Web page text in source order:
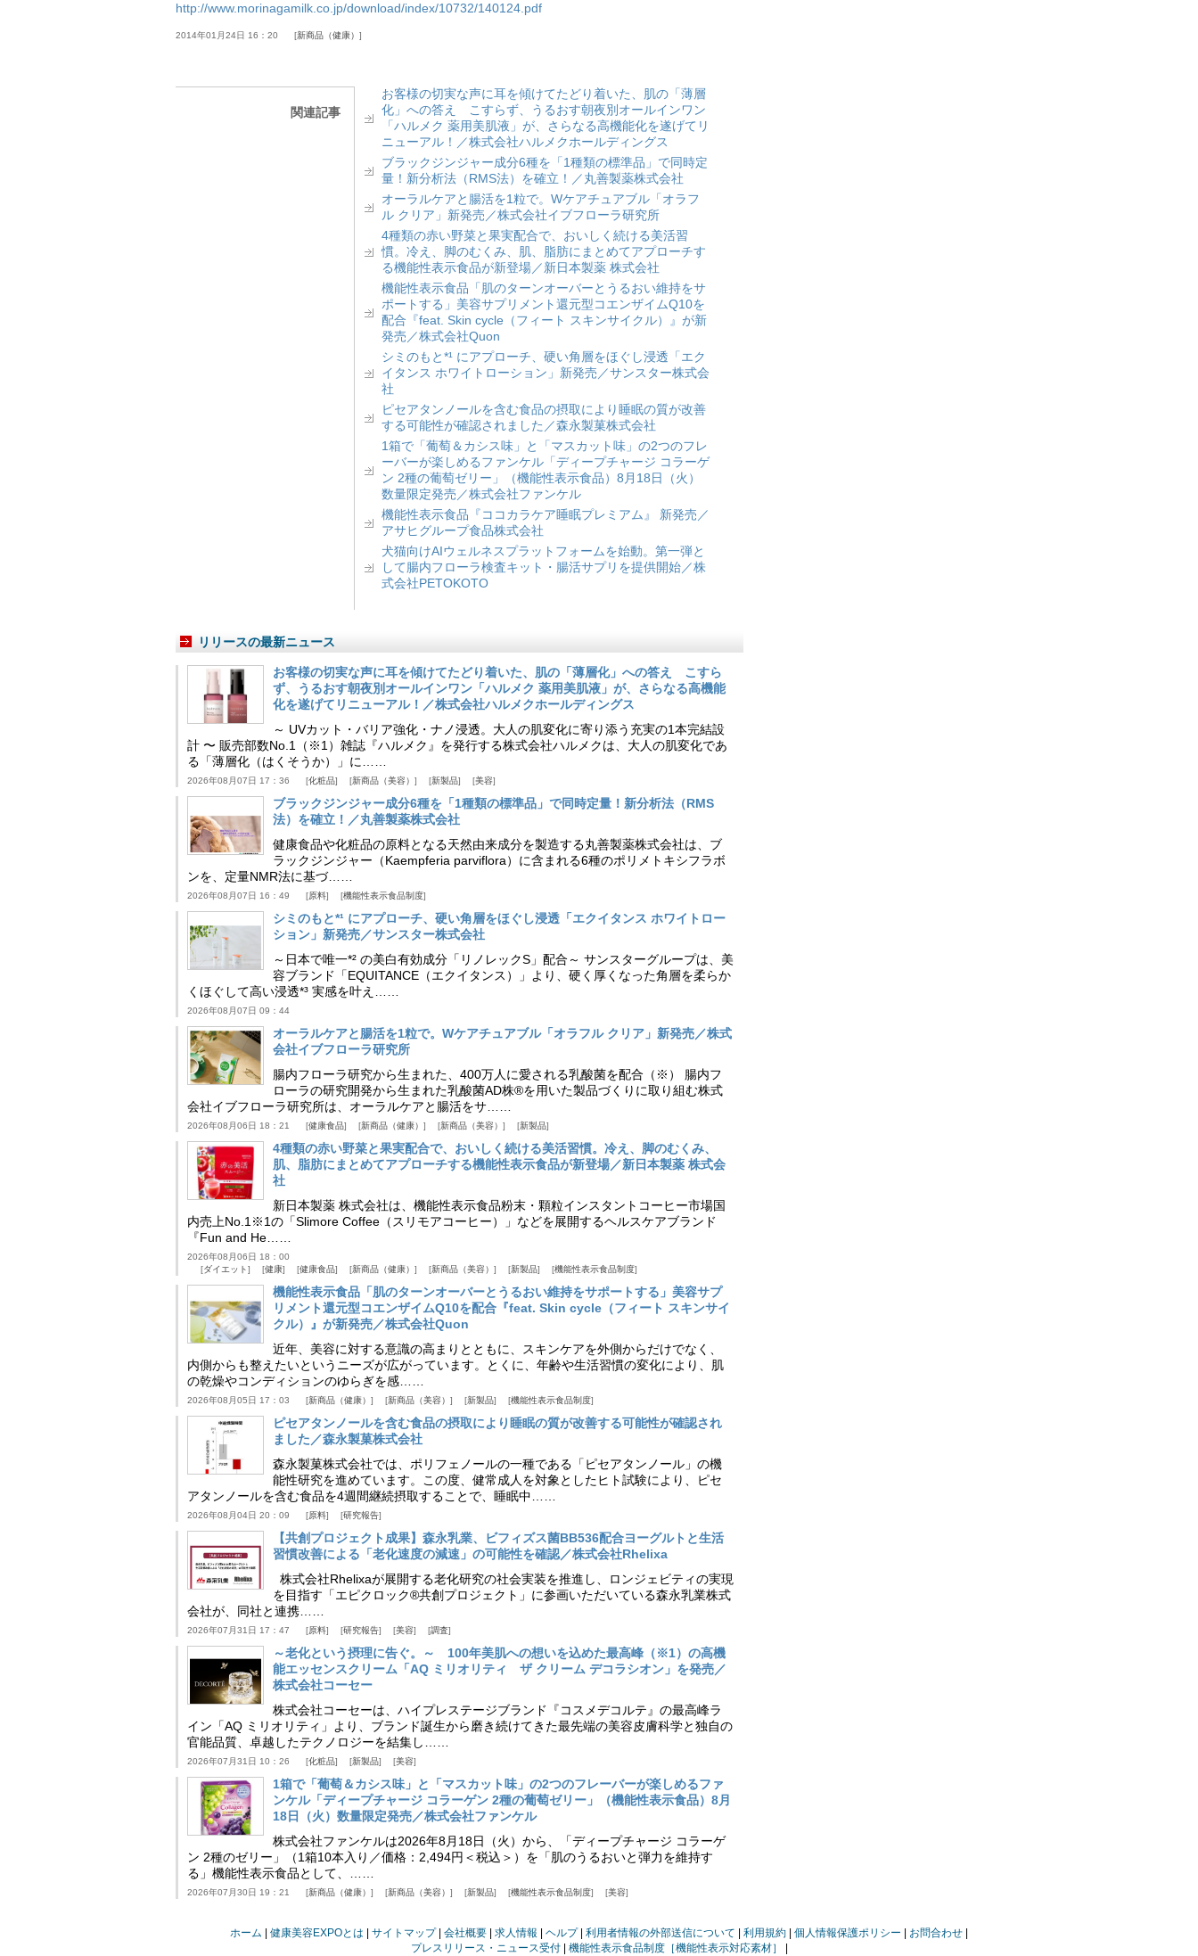
http://www.morinagamilk.co.jp/download/index/10732/140124.pdf
2014年01月24日 16：20 新商品（健康）
関連記事
お客様の切実な声に耳を傾けてたどり着いた、肌の「薄層
化」への答え こすらず、うるおす朝夜別オールインワン
「ハルメク 薬用美肌液」が、さらなる高機能化を遂げてリ
ニューアル！／株式会社ハルメクホールディングス
ブラックジンジャー成分6種を「1種類の標準品」で同時定
量！新分析法（RMS法）を確立！／丸善製薬株式会社
オーラルケアと腸活を1粒で。Wケアチュアブル「オラフ
ル クリア」新発売／株式会社イブフローラ研究所
4種類の赤い野菜と果実配合で、おいしく続ける美活習
慣。冷え、脚のむくみ、肌、脂肪にまとめてアプローチす
る機能性表示食品が新登場／新日本製薬 株式会社
機能性表示食品「肌のターンオーバーとうるおい維持をサ
ポートする」美容サプリメント還元型コエンザイムQ10を
配合『feat. Skin cycle（フィート スキンサイクル）』が新
発売／株式会社Quon
シミのもと*¹ にアプローチ、硬い角層をほぐし浸透「エク
イタンス ホワイトローション」新発売／サンスター株式会
社
ピセアタンノールを含む食品の摂取により睡眠の質が改善
する可能性が確認されました／森永製菓株式会社
1箱で「葡萄＆カシス味」と「マスカット味」の2つのフレ
ーバーが楽しめるファンケル「ディープチャージ コラーゲ
ン 2種の葡萄ゼリー」（機能性表示食品）8月18日（火）
数量限定発売／株式会社ファンケル
機能性表示食品『ココカラケア睡眠プレミアム』 新発売／
アサヒグループ食品株式会社
犬猫向けAIウェルネスプラットフォームを始動。第一弾と
して腸内フローラ検査キット・腸活サプリを提供開始／株
式会社PETOKOTO
リリースの最新ニュース
お客様の切実な声に耳を傾けてたどり着いた、肌の「薄層化」への答え こすら
ず、うるおす朝夜別オールインワン「ハルメク 薬用美肌液」が、さらなる高機能
化を遂げてリニューアル！／株式会社ハルメクホールディングス
～ UVカット・バリア強化・ナノ浸透。大人の肌変化に寄り添う充実の1本完結設
計 〜 販売部数No.1（※1）雑誌『ハルメク』を発行する株式会社ハルメクは、大人の肌変化であ
る「薄層化（はくそうか）」に……
2026年08月07日 17：36 化粧品 新商品（美容） 新製品 美容
ブラックジンジャー成分6種を「1種類の標準品」で同時定量！新分析法（RMS
法）を確立！／丸善製薬株式会社
健康食品や化粧品の原料となる天然由来成分を製造する丸善製薬株式会社は、ブ
ラックジンジャー（Kaempferia parviflora）に含まれる6種のポリメトキシフラボ
ンを、定量NMR法に基づ……
2026年08月07日 16：49 原料 機能性表示食品制度
シミのもと*¹ にアプローチ、硬い角層をほぐし浸透「エクイタンス ホワイトロー
ション」新発売／サンスター株式会社
～日本で唯一*² の美白有効成分「リノレックS」配合～ サンスターグループは、美
容ブランド「EQUITANCE（エクイタンス）」より、硬く厚くなった角層を柔らか
くほぐして高い浸透*³ 実感を叶え……
2026年08月07日 09：44
オーラルケアと腸活を1粒で。Wケアチュアブル「オラフル クリア」新発売／株式
会社イブフローラ研究所
腸内フローラ研究から生まれた、400万人に愛される乳酸菌を配合（※） 腸内フ
ローラの研究開発から生まれた乳酸菌AD株®を用いた製品づくりに取り組む株式
会社イブフローラ研究所は、オーラルケアと腸活をサ……
2026年08月06日 18：21 健康食品 新商品（健康） 新商品（美容） 新製品
4種類の赤い野菜と果実配合で、おいしく続ける美活習慣。冷え、脚のむくみ、
肌、脂肪にまとめてアプローチする機能性表示食品が新登場／新日本製薬 株式会
社
新日本製薬 株式会社は、機能性表示食品粉末・顆粒インスタントコーヒー市場国
内売上No.1※1の「Slimore Coffee（スリモアコーヒー）」などを展開するヘルスケアブランド
『Fun and He……
2026年08月06日 18：00
ダイエット
健康 健康食品 新商品（健康） 新商品（美容） 新製品 機能性表示食品制度
機能性表示食品「肌のターンオーバーとうるおい維持をサポートする」美容サプ
リメント還元型コエンザイムQ10を配合『feat. Skin cycle（フィート スキンサイ
クル）』が新発売／株式会社Quon
近年、美容に対する意識の高まりとともに、スキンケアを外側からだけでなく、
内側からも整えたいというニーズが広がっています。とくに、年齢や生活習慣の変化により、肌
の乾燥やコンディションのゆらぎを感……
2026年08月05日 17：03 新商品（健康） 新商品（美容） 新製品 機能性表示食品制度
ピセアタンノールを含む食品の摂取により睡眠の質が改善する可能性が確認され
ました／森永製菓株式会社
森永製菓株式会社では、ポリフェノールの一種である「ピセアタンノール」の機
能性研究を進めています。この度、健常成人を対象としたヒト試験により、ピセ
アタンノールを含む食品を4週間継続摂取することで、睡眠中……
2026年08月04日 20：09 原料 研究報告
【共創プロジェクト成果】森永乳業、ビフィズス菌BB536配合ヨーグルトと生活
習慣改善による「老化速度の減速」の可能性を確認／株式会社Rhelixa
株式会社Rhelixaが展開する老化研究の社会実装を推進し、ロンジェビティの実現
を目指す「エピクロック®共創プロジェクト」に参画いただいている森永乳業株式
会社が、同社と連携……
2026年07月31日 17：47 原料 研究報告 美容 調査
～老化という摂理に告ぐ。～ 100年美肌への想いを込めた最高峰（※1）の高機
能エッセンスクリーム「AQ ミリオリティ ザ クリーム デコラシオン」を発売／
株式会社コーセー
株式会社コーセーは、ハイプレステージブランド『コスメデコルテ』の最高峰ラ
イン「AQ ミリオリティ」より、ブランド誕生から磨き続けてきた最先端の美容皮膚科学と独自の
官能品質、卓越したテクノロジーを結集し……
2026年07月31日 10：26 化粧品 新製品 美容
1箱で「葡萄＆カシス味」と「マスカット味」の2つのフレーバーが楽しめるファ
ンケル「ディープチャージ コラーゲン 2種の葡萄ゼリー」（機能性表示食品）8月
18日（火）数量限定発売／株式会社ファンケル
株式会社ファンケルは2026年8月18日（火）から、「ディープチャージ コラーゲ
ン 2種のゼリー」（1箱10本入り／価格：2,494円＜税込＞）を「肌のうるおいと弾力を維持す
る」機能性表示食品として、……
2026年07月30日 19：21 新商品（健康） 新商品（美容） 新製品 機能性表示食品制度 美容
ホーム 健康美容EXPOとは サイトマップ 会社概要 求人情報 ヘルプ 利用者情報の外部送信について 利用規約 個人情報保護ポリシー
お問合わせ
プレスリリース・ニュース受付
機能性表示食品制度［機能性表示対応素材］